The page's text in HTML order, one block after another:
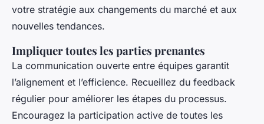
votre stratégie aux changements du marché et aux
nouvelles tendances.
Impliquer toutes les parties prenantes
La communication ouverte entre équipes garantit
l’alignement et l’efficience. Recueillez du feedback
régulier pour améliorer les étapes du processus.
Encouragez la participation active de toutes les